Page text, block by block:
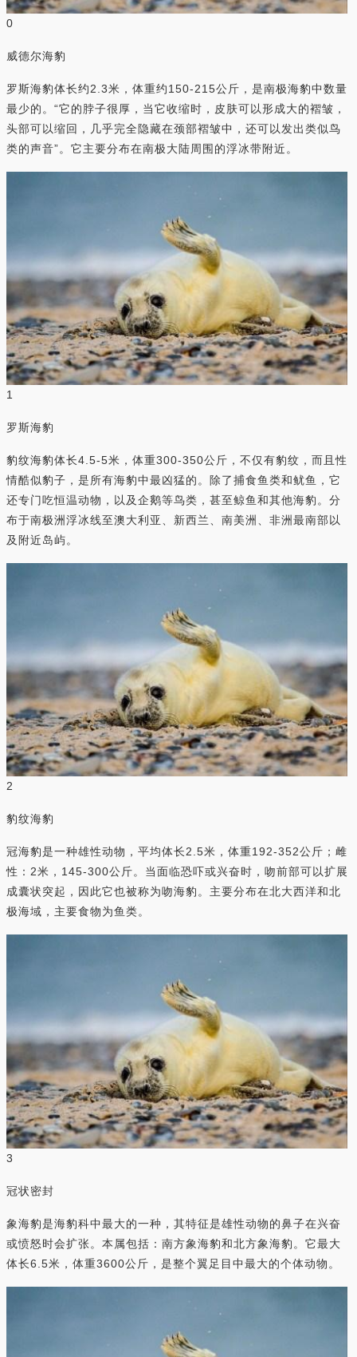
0
威德尔海豹
罗斯海豹体长约2.3米，体重约150-215公斤，是南极海豹中数量
最少的。“它的脖子很厚，当它收缩时，皮肤可以形成大的褶皱，
头部可以缩回，几乎完全隐藏在颈部褶皱中，还可以发出类似鸟
类的声音”。它主要分布在南极大陆周围的浮冰带附近。
1
罗斯海豹
豹纹海豹体长4.5-5米，体重300-350公斤，不仅有豹纹，而且性
情酷似豹子，是所有海豹中最凶猛的。除了捕食鱼类和鱿鱼，它
还专门吃恒温动物，以及企鹅等鸟类，甚至鲸鱼和其他海豹。分
布于南极洲浮冰线至澳大利亚、新西兰、南美洲、非洲最南部以
及附近岛屿。
2
豹纹海豹
冠海豹是一种雄性动物，平均体长2.5米，体重192-352公斤；雌
性：2米，145-300公斤。当面临恐吓或兴奋时，吻前部可以扩展
成囊状突起，因此它也被称为吻海豹。主要分布在北大西洋和北
极海域，主要食物为鱼类。
3
冠状密封
象海豹是海豹科中最大的一种，其特征是雄性动物的鼻子在兴奋
或愤怒时会扩张。本属包括：南方象海豹和北方象海豹。它最大
体长6.5米，体重3600公斤，是整个翼足目中最大的个体动物。